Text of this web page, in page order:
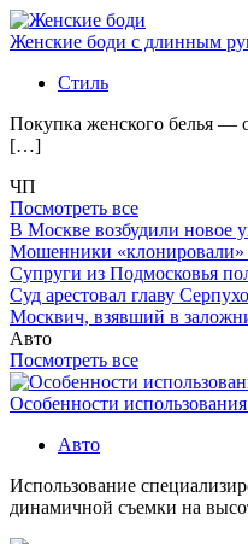
Женские боди с длинным
Стиль
Покупка женского белья —
[…]
ЧП
Посмотреть все
В Москве возбудили новое
Мошенники «клонировали»
Супруги из Подмосковья
Суд арестовал главу
Москвич, взявший в
Авто
Посмотреть все
Особенности
Авто
Использование
динамичной съемки на